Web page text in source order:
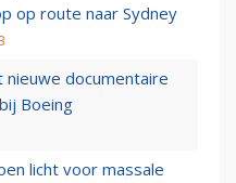
op route naar Sydney
documentaire
Boeing
licht voor massale